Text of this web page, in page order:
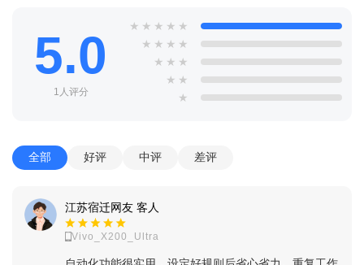
5.0
1人评分
★ ★ ★ ★ ★
★ ★ ★ ★
★ ★ ★
★ ★
★
全部 好评 中评 差评
江苏宿迁网友 客人
Vivo_X200_Ultra